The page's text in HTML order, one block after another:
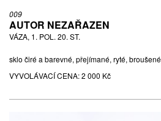
009
AUTOR NEZAŘAZEN
VÁZA, 1. POL. 20. ST.
sklo čiré a barevné, přejímané, ryté,
VYVOLÁVACÍ CENA:2 000 Kč